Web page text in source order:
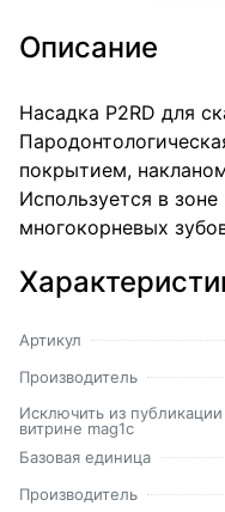
Описание
Насадка Р2RD для
покрытием,
Используется в
многокорневых
Артикул
Производитель
Исключить из
витрине mag1c
Базовая единица
Производитель